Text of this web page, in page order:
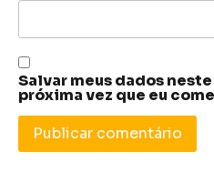
Salvar meus dados
próxima vez que eu